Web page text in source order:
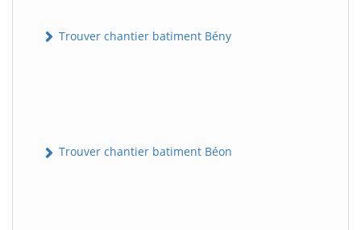
Trouver chantier batiment Bény
Trouver chantier batiment Béon